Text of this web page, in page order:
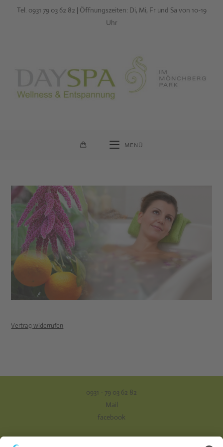
Tel. 0931 79 03 62 82 | Öffnungszeiten: Di, Mi, Fr und Sa von 10-19
Uhr
MENÜ
Vertrag widerrufen
0931 - 79 03 62 82
Mail
facebook